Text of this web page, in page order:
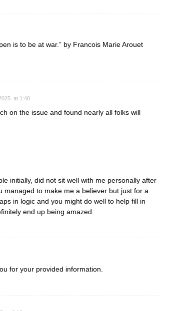
is to be at war.” by Francois Marie Arouet
at 1:40
on the issue and found nearly all folks will
initially, did not sit well with me personally after
to make me a believer but just for a
in logic and you might do well to help fill in
end up being amazed.
for your provided information.